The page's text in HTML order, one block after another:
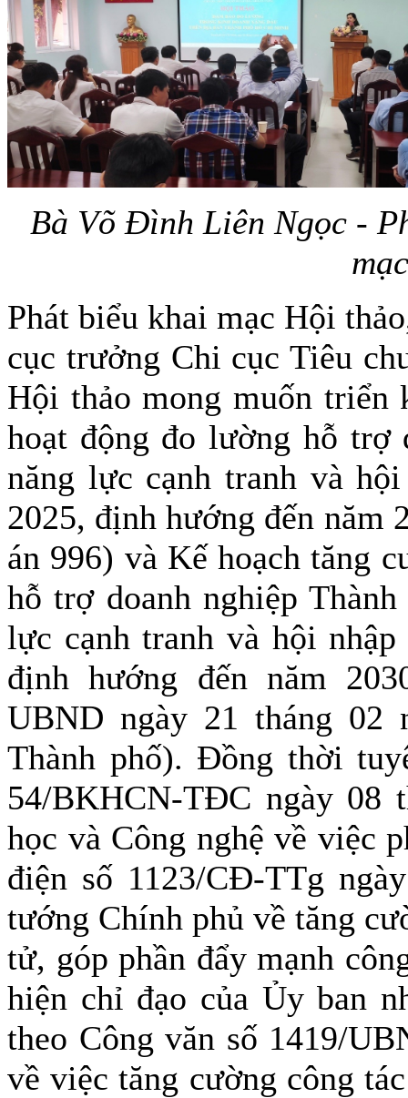
Bà Võ Đình Liên Ngọc -
Phát biểu khai mạc Hội
cục trưởng Chi cục Tiêu
Hội thảo mong muốn
hoạt động đo lường hỗ trợ
năng lực cạnh tranh và
2025, định hướng đến năm
án 996) và Kế hoạch tăng
hỗ trợ doanh nghiệp
lực cạnh tranh và hội
định hướng đến năm
UBND ngày 21 tháng 02
Thành phố). Đồng thời
54/BKHCN-TĐC ngày 08
học và Công nghệ về việc
điện số 1123/CĐ-TTg
tướng Chính phủ về tăng
tử, góp phần đẩy mạnh
hiện chỉ đạo của Ủy ban
theo Công văn số 1419/
về việc tăng cường công